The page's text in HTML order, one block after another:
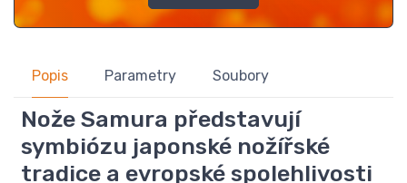
Popis Parametry Soubory
Nože Samura představují
symbiózu japonské nožířské
tradice a evropské spolehlivosti